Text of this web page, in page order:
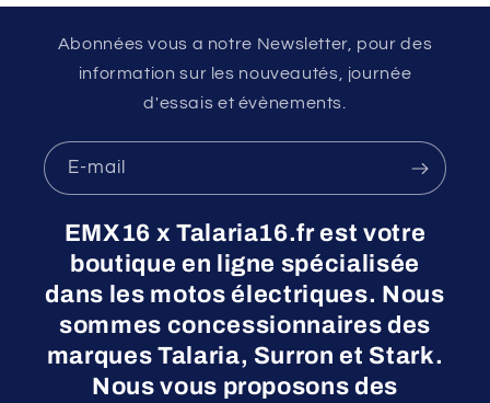
Abonnées vous a notre Newsletter, pour des
information sur les nouveautés, journée
d'essais et évènements.
E-mail
EMX16 x Talaria16.fr est votre
boutique en ligne spécialisée
dans les motos électriques. Nous
sommes concessionnaires des
marques Talaria, Surron et Stark.
Nous vous proposons des